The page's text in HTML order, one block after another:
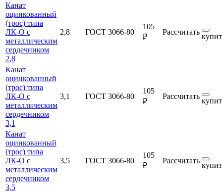
Канат
оцинкованный
(трос) типа
ЛК-О с
металлическим
сердечником
2,8
2,8 ГОСТ 3066-80
105
₽
Рассчитать
Канат
оцинкованный
(трос) типа
ЛК-О с
металлическим
сердечником
3,1
3,1 ГОСТ 3066-80
105
₽
Рассчитать
Канат
оцинкованный
(трос) типа
ЛК-О с
металлическим
сердечником
3,5
3,5 ГОСТ 3066-80
105
₽
Рассчитать